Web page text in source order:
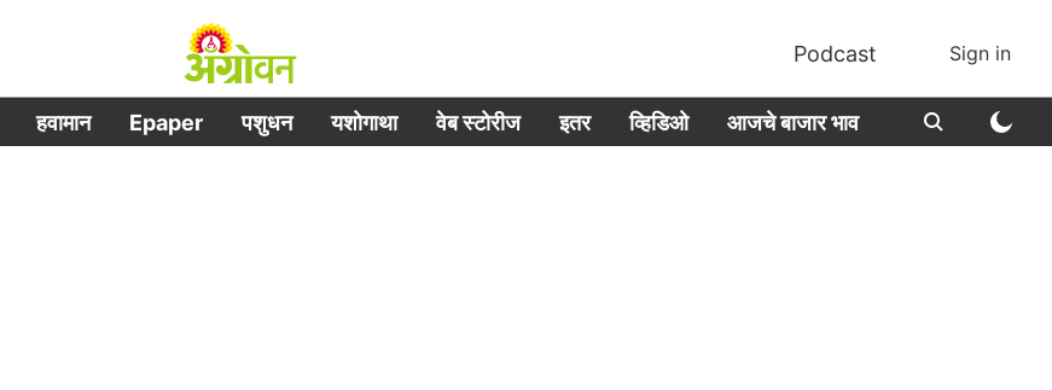
Podcast Sign in
हवामान Epaper पशुधन यशोगाथा वेब स्टोरीज इतर व्हिडिओ आजचे बाजार भाव